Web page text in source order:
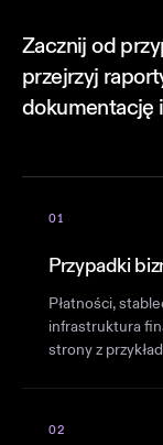
Zacznij od
przejrzyj
dokumentację
01
Przypadki
Płatności,
infrastruktura
strony z
02